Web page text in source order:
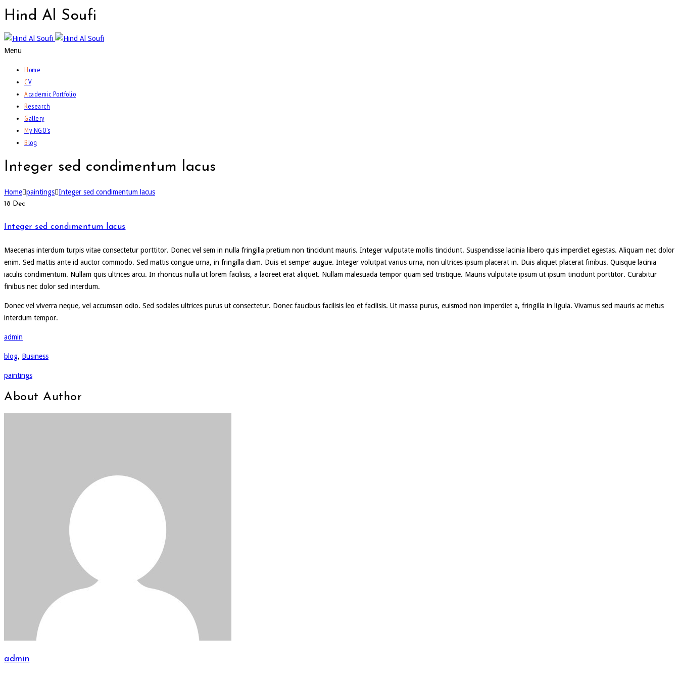
Hind Al Soufi
Menu
Home
CV
Academic Portfolio
Research
Gallery
My NGO’s
Blog
Integer sed condimentum lacus
Home paintings Integer sed condimentum lacus
18 Dec
Integer sed condimentum lacus
Maecenas interdum turpis vitae consectetur porttitor. Donec vel sem in nulla fringilla pretium non tincidunt mauris. Integer vulputate mollis tincidunt. Suspendisse lacinia libero quis imperdiet egestas. Aliquam nec dolor
enim. Sed mattis ante id auctor commodo. Sed mattis congue urna, in fringilla diam. Duis et semper augue. Integer volutpat varius urna, non ultrices ipsum placerat in. Duis aliquet placerat finibus. Quisque lacinia
iaculis condimentum. Nullam quis ultrices arcu. In rhoncus nulla ut lorem facilisis, a laoreet erat aliquet. Nullam malesuada tempor quam sed tristique. Mauris vulputate ipsum ut ipsum tincidunt porttitor. Curabitur
finibus nec dolor sed interdum.
Donec vel viverra neque, vel accumsan odio. Sed sodales ultrices purus ut consectetur. Donec faucibus facilisis leo et facilisis. Ut massa purus, euismod non imperdiet a, fringilla in ligula. Vivamus sed mauris ac metus
interdum tempor.
admin
blog, Business
paintings
About Author
admin